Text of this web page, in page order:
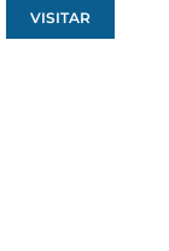
VISITAR